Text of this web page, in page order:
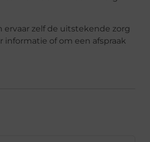
zelf de uitstekende zorg
informatie of om een afspraak